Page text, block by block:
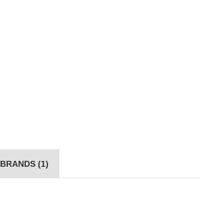
BRANDS (1)